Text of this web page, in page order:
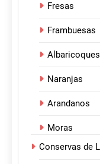
Fresas
Frambuesas
Albaricoques
Naranjas
Arandanos
Moras
Conservas de